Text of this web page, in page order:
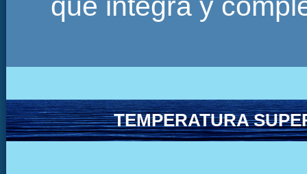
TEMPERATURA